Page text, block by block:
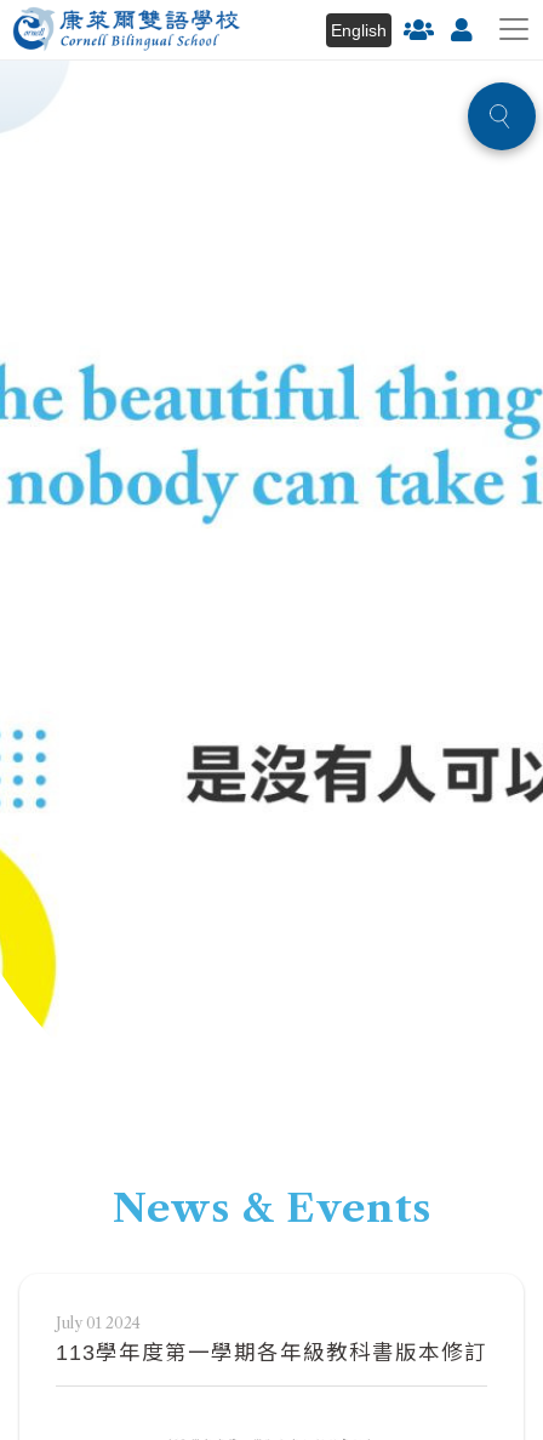
News & Events
July 01 2024
113學年度第一學期各年級教科書版本修訂